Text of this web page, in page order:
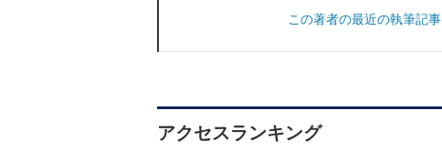
この著者の最近の執筆記事
アクセスランキング